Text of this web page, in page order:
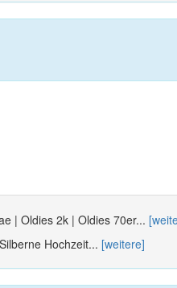
| Oldies 2k | Oldies 70er...
Hochzeit... [weitere]